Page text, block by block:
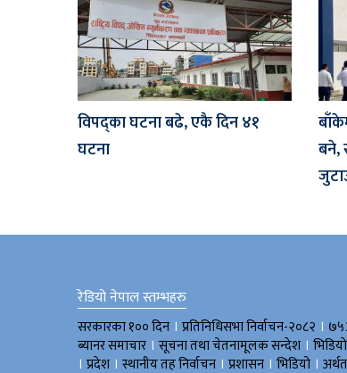
विपद्का घटना बढे, एकै दिन ४१
घटना
बने,
रेडियो नेपाल स्तम्भहरु
सरकारका १०० दिन । प्रतिनिधिसभा निर्वाचन-२०८२ ।
ब्यानर समाचार । सूचना तथा चेतनामूलक सन्देश । भिडियाे
। प्रदेश । स्थानीय तह निर्वाचन । प्रशासन । भिडियो ।